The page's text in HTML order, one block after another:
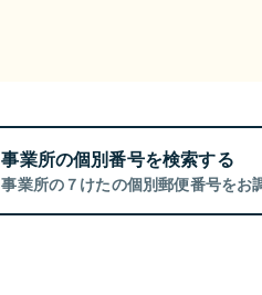
事業所の個別番号を検索する
事業所の７けたの個別郵便番号をお